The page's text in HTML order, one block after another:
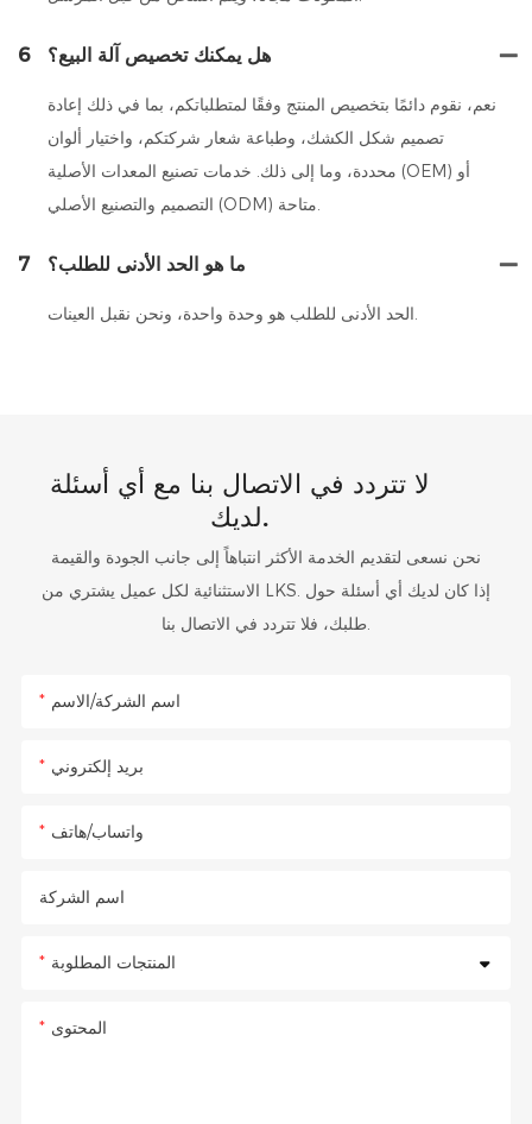
6 هل يمكنك تخصيص آلة البيع؟
نعم، نقوم دائمًا بتخصيص المنتج وفقًا لمتطلباتكم، بما في ذلك إعادة
تصميم شكل الكشك، وطباعة شعار شركتكم، واختيار ألوان
محددة، وما إلى ذلك. خدمات تصنيع المعدات الأصلية (OEM) أو
7 ما هو الحد الأدنى للطلب؟
لا تتردد في الاتصال بنا مع أي أسئلة
لديك.
نحن نسعى لتقديم الخدمة الأكثر انتباهاً إلى جانب الجودة والقيمة
الاستثنائية لكل عميل يشتري من LKS. إذا كان لديك أي أسئلة حول
طلبك، فلا تتردد في الاتصال بنا.
اسم الشركة/الاسم
بريد إلكتروني
واتساب/هاتف
اسم الشركة
المنتجات المطلوبة
المحتوى